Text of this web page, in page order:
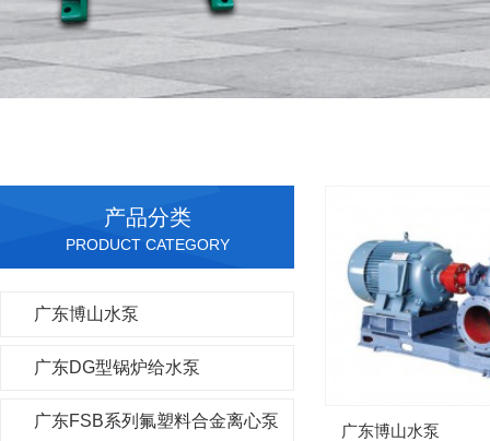
产品分类
PRODUCT CATEGORY
广东博山水泵
广东DG型锅炉给水泵
广东FSB系列氟塑料合金离心泵
广东博山水泵